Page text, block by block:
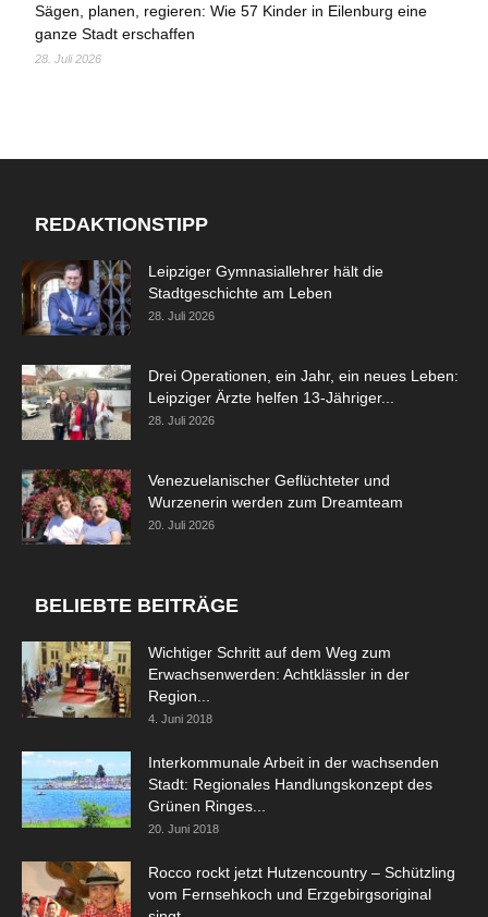
Sägen, planen, regieren: Wie 57 Kinder in Eilenburg eine
ganze Stadt erschaffen
28. Juli 2026
REDAKTIONSTIPP
Leipziger Gymnasiallehrer hält die
Stadtgeschichte am Leben
28. Juli 2026
Drei Operationen, ein Jahr, ein neues Leben:
Leipziger Ärzte helfen 13-Jähriger...
28. Juli 2026
Venezuelanischer Geflüchteter und
Wurzenerin werden zum Dreamteam
20. Juli 2026
BELIEBTE BEITRÄGE
Wichtiger Schritt auf dem Weg zum
Erwachsenwerden: Achtklässler in der
Region...
4. Juni 2018
Interkommunale Arbeit in der wachsenden
Stadt: Regionales Handlungskonzept des
Grünen Ringes...
20. Juni 2018
Rocco rockt jetzt Hutzencountry – Schützling
vom Fernsehkoch und Erzgebirgsoriginal